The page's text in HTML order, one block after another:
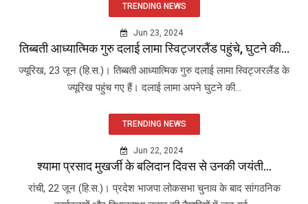
TRENDING NEWS
Jun 23, 2024
तिब्बती आध्यात्मिक गुरु दलाई लामा स्विट्जरलैंड पहुंचे, घुटने की...
ज्यूरिख, 23 जून (हि.स.)। तिब्बती आध्यात्मिक गुरु दलाई लामा स्विट्जरलैंड के
ज्यूरिख पहुंच गए हैं। दलाई लामा अपने घुटने की...
TRENDING NEWS
Jun 22, 2024
श्यामा प्रसाद मुखर्जी के बलिदान दिवस से उनकी जयंती...
रांची, 22 जून (हि.स.)। प्रदेश भाजपा लोकसभा चुनाव के बाद सांगठनिक